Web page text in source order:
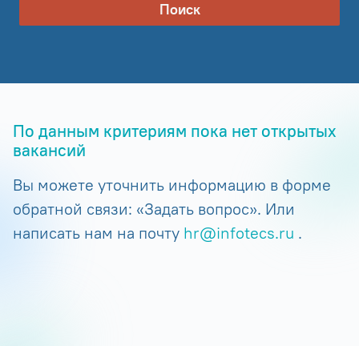
Поиск
По данным критериям пока нет открытых
вакансий
Вы можете уточнить информацию в форме
обратной связи: «Задать вопрос». Или
написать нам на почту hr@infotecs.ru .